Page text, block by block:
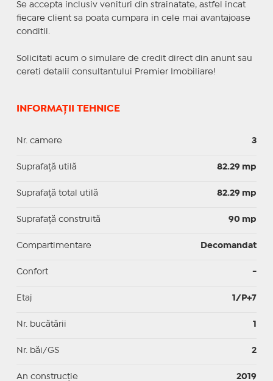
Se accepta inclusiv venituri din strainatate, astfel incat
fiecare client sa poata cumpara in cele mai avantajoase
conditii.
Solicitati acum o simulare de credit direct din anunt sau
cereti detalii consultantului Premier Imobiliare!
INFORMAȚII TEHNICE
Nr. camere 3
Suprafaţă utilă 82.29 mp
Suprafaţă total utilă 82.29 mp
Suprafaţă construită 90 mp
Compartimentare Decomandat
Confort -
Etaj 1/P+7
Nr. bucătării 1
Nr. băi/GS 2
An construcție 2019